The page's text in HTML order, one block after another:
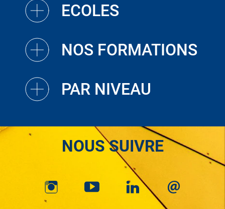
ECOLES
NOS FORMATIONS
PAR NIVEAU
NOUS SUIVRE